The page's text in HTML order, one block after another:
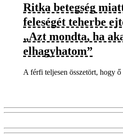
Ritka betegség
feleségét teherbe
„Azt mondta, ha
elhagyhatom”
A férfi teljesen összetört, hogy ő